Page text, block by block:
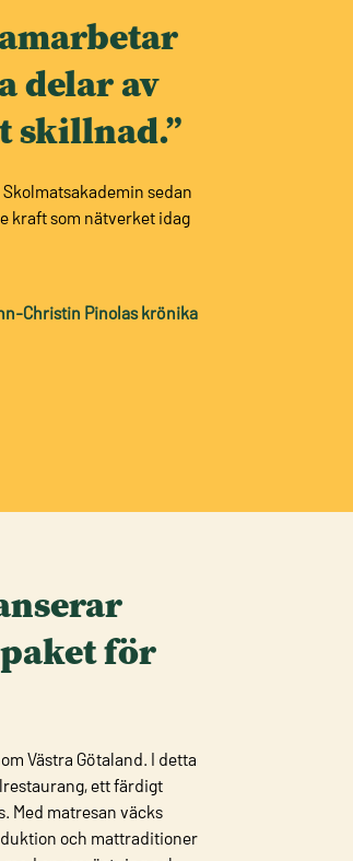
delar av
skillnad.”
sedan
kraft som nätverket idag
Christin Pinolas krönika
för
Västra Götaland. I detta
ett färdigt
Med matresan väcks
och mattraditioner